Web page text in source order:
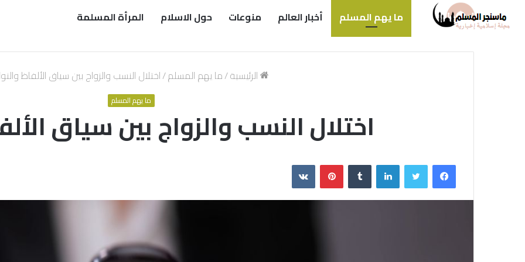
ما يهم المسلم أخبار العالم منوعات حول الاسلام المرأة المسلمة
الرئيسية/ما يهم المسلم/اختلال النسب والزواج بين سياق الألفاظ
ما يهم المسلم
اختلال النسب والزواج بين سياق
فيسبوكتويتر لينكدإن بينتيريست